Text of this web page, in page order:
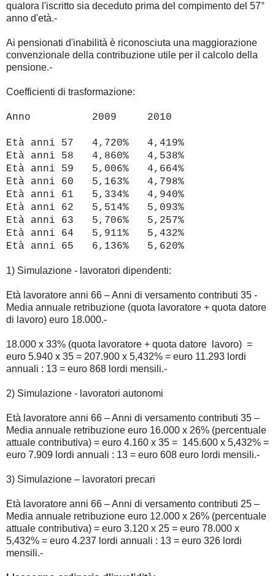
qualora l'iscritto sia deceduto prima del compimento del 57°
anno d'età.-
Ai pensionati d'inabilità è riconosciuta una maggiorazione
convenzionale della contribuzione utile per il calcolo della
pensione.-
Coefficienti di trasformazione:
Anno 2009 2010
Età anni 57 4,720% 4,419%
Età anni 58 4,860% 4,538%
Età anni 59 5,006% 4,664%
Età anni 60 5,163% 4,798%
Età anni 61 5,334% 4,940%
Età anni 62 5,514% 5,093%
Età anni 63 5,706% 5,257%
Età anni 64 5,911% 5,432%
Età anni 65 6,136% 5,620%
1) Simulazione - lavoratori dipendenti:
Età lavoratore anni 66 – Anni di versamento contributi 35 -
Media annuale retribuzione (quota lavoratore + quota datore
di lavoro) euro 18.000.-
18.000 x 33% (quota lavoratore + quota datore lavoro) =
euro 5.940 x 35 = 207.900 x 5,432% = euro 11.293 lordi
annuali : 13 = euro 868 lordi mensili.-
2) Simulazione - lavoratori autonomi
Età lavoratore anni 66 – Anni di versamento contributi 35 –
Media annuale retribuzione euro 16.000 x 26% (percentuale
attuale contributiva) = euro 4.160 x 35 = 145.600 x 5,432% =
euro 7.909 lordi annuali : 13 = euro 608 euro lordi mensili.-
3) Simulazione – lavoratori precari
Età lavoratore anni 66 – Anni di versamento contributi 25 –
Media annuale retribuzione euro 12.000 x 26% (percentuale
attuale contributiva) = euro 3.120 x 25 = euro 78.000 x
5,432% = euro 4.237 lordi annuali : 13 = euro 326 lordi
mensili.-